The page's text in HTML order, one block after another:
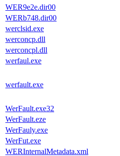
WER9e2e.dir00
WERb748.dir00
werclsid.exe
werconcp.dll
werconcpl.dll
werfaul.exe
werfault.exe
WerFault.exe32
WerFault.eze
WerFauly.exe
WerFut.exe
WERInternalMetadata.xml